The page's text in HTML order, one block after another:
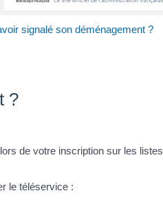
signalé son déménagement ?
?
de votre inscription sur les listes
le téléservice :